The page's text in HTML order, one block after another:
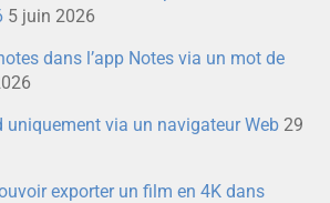
5 juin 2026
dans l’app Notes via un mot de
uniquement via un navigateur Web 29
exporter un film en 4K dans